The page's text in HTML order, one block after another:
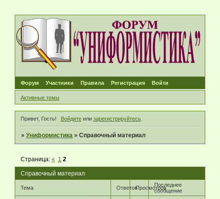
Форум Участники Правила Регистрация Войти
Активные темы
Привет, Гость! Войдитеили зарегистрируйтесь.
»Униформистика »Справочный материал
Справочный материал
Страница:« 1 2
Тема ОтветовПросмотровПоследнее
сообщение